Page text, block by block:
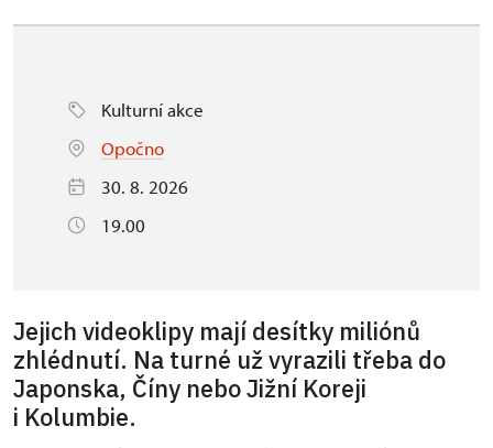
Kulturní akce
Opočno
30. 8. 2026
19.00
Jejich videoklipy mají desítky miliónů
zhlédnutí. Na turné už vyrazili třeba do
Japonska, Číny nebo Jižní Koreji
i Kolumbie.